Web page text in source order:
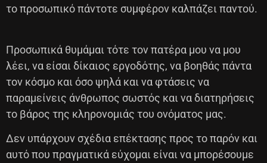
το προσωπικό πάντοτε συμφέρον καλπάζει παντού.
Προσωπικά θυμάμαι τότε τον πατέρα μου να μου
λέει, να είσαι δίκαιος εργοδότης, να βοηθάς πάντα
τον κόσμο και όσο ψηλά και να φτάσεις να
παραμείνεις άνθρωπος σωστός και να διατηρήσεις
το βάρος της κληρονομιάς του ονόματος μας.
Δεν υπάρχουν σχέδια επέκτασης προς το παρόν και
αυτό που πραγματικά εύχομαι είναι να μπορέσουμε